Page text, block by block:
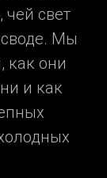
чей свет
Мы
как они
и как